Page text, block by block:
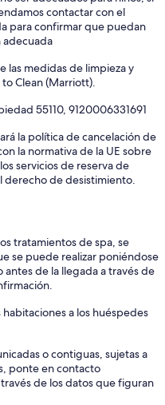
contactar con el
para confirmar que puedan
adecuada
las medidas de limpieza y
Clean (Marriott).
55110, 9120006331691
la política de cancelación de
la normativa de la UE sobre
servicios de reserva de
derecho de desistimiento.
tratamientos de spa, se
se puede realizar poniéndose
de la llegada a través de
a los huéspedes
o contiguas, sujetas a
ponte en contacto
de los datos que figuran